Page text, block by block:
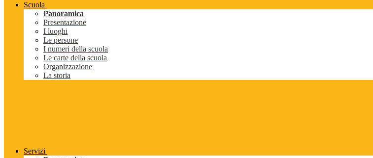
Scuola
Panoramica
Presentazione
I luoghi
Le persone
I numeri della scuola
Le carte della scuola
Organizzazione
La storia
Servizi